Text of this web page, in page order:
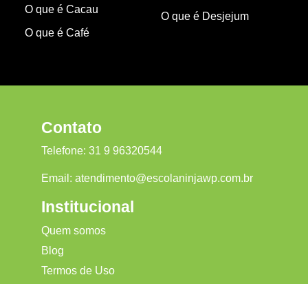
O que é Cacau
O que é Café
O que é Desjejum
Contato
Telefone: 31 9 96320544
Email: atendimento@escolaninjawp.com.br
Institucional
Quem somos
Blog
Termos de Uso